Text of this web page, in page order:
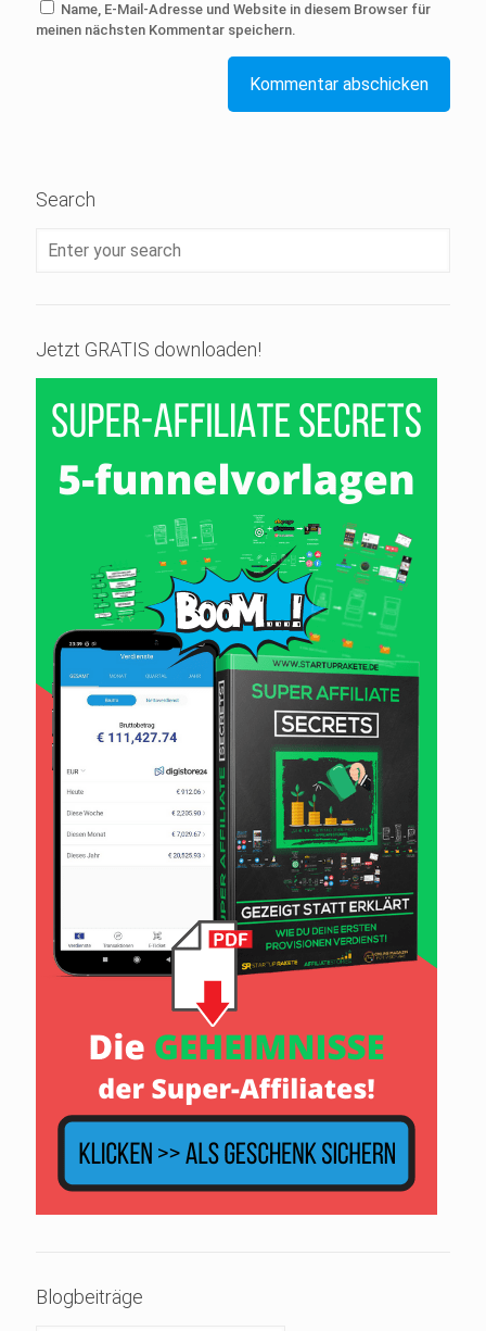
Name, E-Mail-Adresse und Website in diesem Browser für
meinen nächsten Kommentar speichern.
Search
Jetzt GRATIS downloaden!
Blogbeiträge